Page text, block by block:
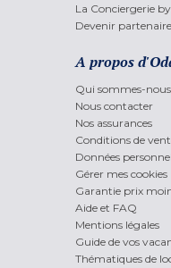
La Conciergerie
Devenir
A propos
Qui sommes-
Nous contacter
Nos assurances
Conditions de
Données
Gérer mes cookies
Garantie prix
Aide et FAQ
Mentions légales
Guide de vos
Thématiques de